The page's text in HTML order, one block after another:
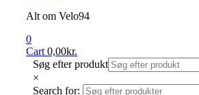
Alt om Velo94
0
Cart 0,00kr.
Søg efter produkt
×
Search for: